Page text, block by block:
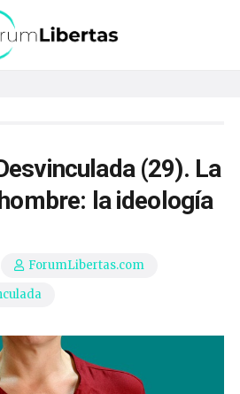
(29). La
la ideología
ForumLibertas.com